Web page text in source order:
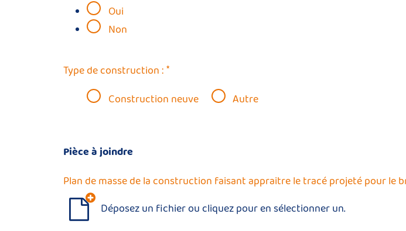
Oui
Non
Type de construction :*
Construction neuve
Autre
Pièce à joindre
Plan de masse de la construction faisant appraitre le tracé projeté pour le
Déposez un fichier ou cliquez pour en sélectionner un.